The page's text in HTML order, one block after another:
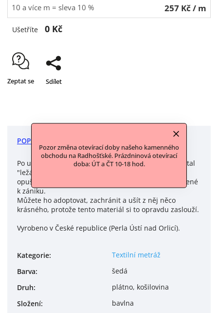
Pozor změna otevírací doby našeho kamenného
obchodu na Radhošťské. Prázdninová otevírací
doba: ÚT a ČT 10-18 hod.
10 a více m = sleva 10 % 257 Kč/ m
Ušetříte 0 Kč
Zeptat se Sdílet
POPIS
Po uzavření továrny, ve které byla vyrobena se z ní stal
"ležák", tak my nazýváme materiály, které zůstaly
opuštěné a nevyužité nebo v nejhorším případě určené
k zániku.
Můžete ho adoptovat, zachránit a ušít z něj něco
krásného, protože tento materiál si to opravdu zaslouží.
Vyrobeno v České republice (Perla Ústí nad Orlicí).
Kategorie:
Textilní metráž
Barva:
šedá
Druh:
plátno, košilovina
Složení:
bavlna